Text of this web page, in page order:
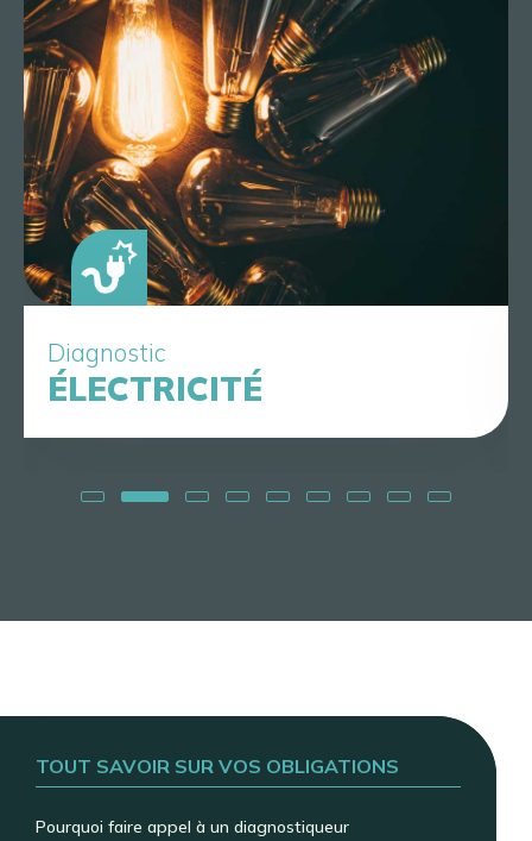
Diagnostic
ÉLECTRICITÉ
TOUT SAVOIR SUR VOS OBLIGATIONS
Pourquoi faire appel à un diagnostiqueur